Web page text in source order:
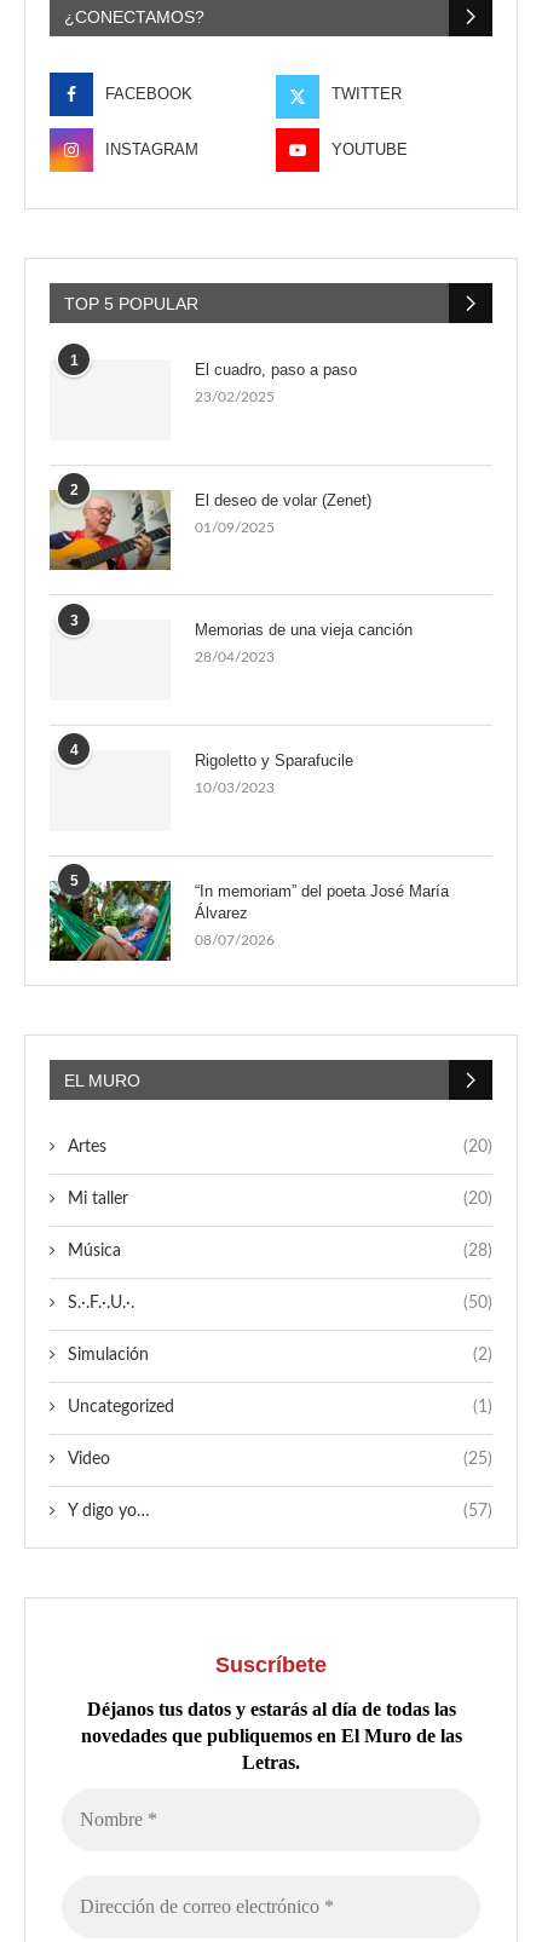
¿CONECTAMOS?
FACEBOOK TWITTER
INSTAGRAM YOUTUBE
TOP 5 POPULAR
1
El cuadro, paso a paso
23/02/2025
2
El deseo de volar (Zenet)
01/09/2025
3
Memorias de una vieja canción
28/04/2023
4
Rigoletto y Sparafucile
10/03/2023
5
“In memoriam” del poeta José María
Álvarez
08/07/2026
EL MURO
Artes (20)
Mi taller (20)
Música (28)
S.·.F.·.U.·. (50)
Simulación (2)
Uncategorized (1)
Video (25)
Y digo yo… (57)
Suscríbete
Déjanos tus datos y estarás al día de todas las
novedades que publiquemos en El Muro de las
Letras.